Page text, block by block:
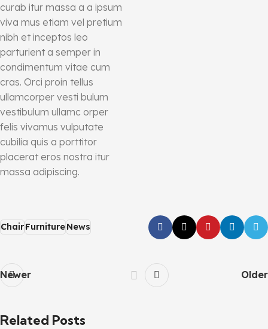
curab itur massa a a ipsum
viva mus etiam vel pretium
nibh et inceptos leo
parturient a semper in
condimentum vitae cum
cras. Orci proin tellus
ullamcorper vesti bulum
vestibulum ullamc orper
felis vivamus vulputate
cubilia quis a porttitor
placerat eros nostra itur
massa adipiscing.
ChairFurnitureNews
Newer Older
Related Posts